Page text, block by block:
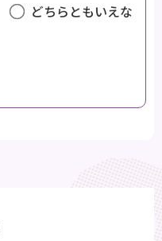
どちらともいえな